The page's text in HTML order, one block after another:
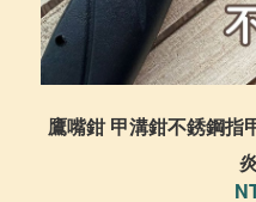
鷹嘴鉗 甲溝鉗不銹鋼指